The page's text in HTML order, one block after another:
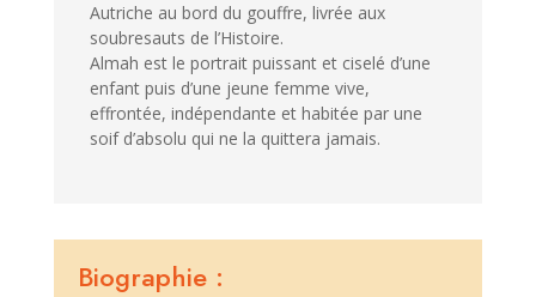
Autriche au bord du gouffre, livrée aux
soubresauts de l’Histoire.
Almah est le portrait puissant et ciselé d’une
enfant puis d’une jeune femme vive,
effrontée, indépendante et habitée par une
soif d’absolu qui ne la quittera jamais.
Biographie :